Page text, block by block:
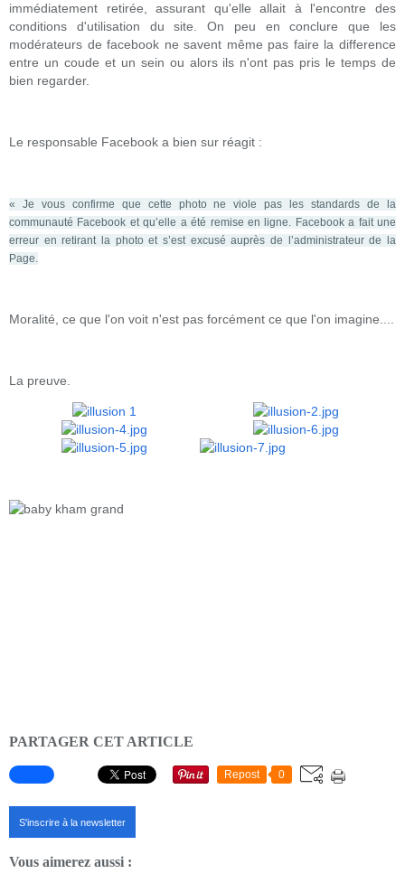
immédiatement retirée, assurant qu'elle allait à l'encontre des
conditions d'utilisation du site. On peu en conclure que les
modérateurs de facebook ne savent même pas faire la difference
entre un coude et un sein ou alors ils n'ont pas pris le temps de
bien regarder.
Le responsable Facebook a bien sur réagit :
« Je vous confirme que cette photo ne viole pas les standards de la
communauté Facebook et qu’elle a été remise en ligne. Facebook a fait une
erreur en retirant la photo et s’est excusé auprès de l’administrateur de la
Page.
Moralité, ce que l'on voit n'est pas forcément ce que l'on imagine....
La preuve.
PARTAGER CET ARTICLE
Repost 0
S'inscrire à la newsletter
Vous aimerez aussi :